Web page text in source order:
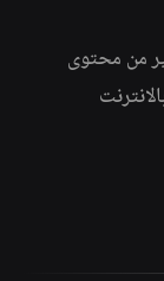
من محتوى